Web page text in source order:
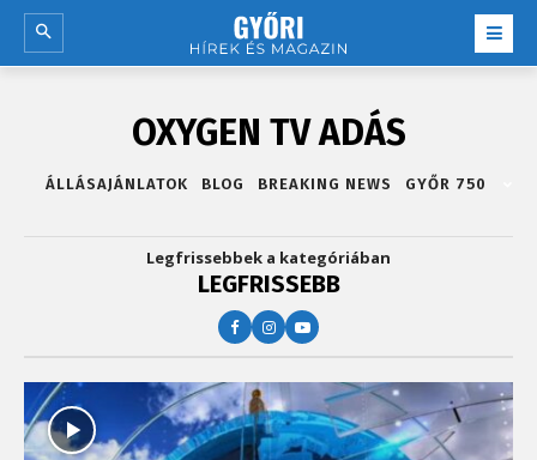
OXYGEN TV ADÁS
ÁLLÁSAJÁNLATOK BLOG BREAKING NEWS GYŐR 750
Legfrissebbek a kategóriában
LEGFRISSEBB